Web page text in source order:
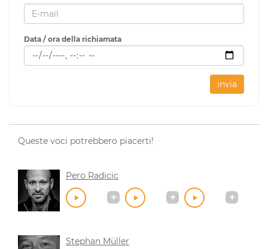
Data / ora della richiamata
invia
Queste voci potrebbero piacerti!
Pero Radicic
Stephan Müller